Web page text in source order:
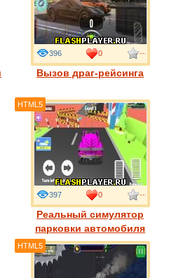
Вызов драг-рейсинга
396 0 --
Реальный симулятор
парковки автомобиля
397 0 --
HTML5
HTML5